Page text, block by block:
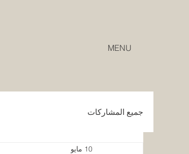
MENU
جميع المشاركات
10 مايو